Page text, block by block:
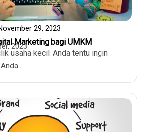
29, 2023
Marketing bagi UMKM
2023
usaha kecil, Anda tentu ingin